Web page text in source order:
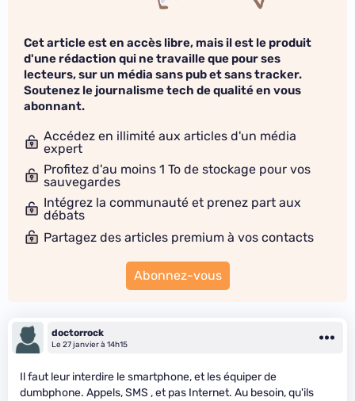
Cet article est en accès libre, mais il est le produit
d'une rédaction qui ne travaille que pour ses
lecteurs, sur un média sans pub et sans tracker.
Soutenez le journalisme tech de qualité en vous
abonnant.
Accédez en illimité aux articles d'un média
expert
Profitez d'au moins 1 To de stockage pour vos
sauvegardes
Intégrez la communauté et prenez part aux
débats
Partagez des articles premium à vos contacts
Abonnez-vous
doctorrock
Le 27 janvier à 14h15
Il faut leur interdire le smartphone, et les équiper de
dumbphone. Appels, SMS , et pas Internet. Au besoin, qu'ils